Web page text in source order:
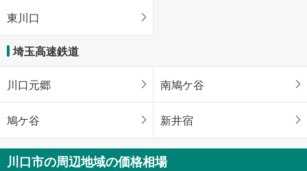
東川口
埼玉高速鉄道
川口元郷 南鳩ケ谷
鳩ケ谷 新井宿
川口市の周辺地域の価格相場